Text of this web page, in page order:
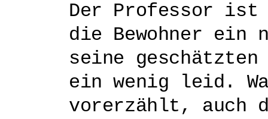
Der Professor
die Bewohner ein
seine
ein wenig leid.
vorerzählt, auch